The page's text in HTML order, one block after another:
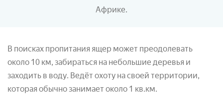
Африке.
В поисках пропитания ящер может преодолевать
около 10 км, забираться на небольшие деревья и
заходить в воду. Ведёт охоту на своей территории,
которая обычно занимает около 1 кв.км.